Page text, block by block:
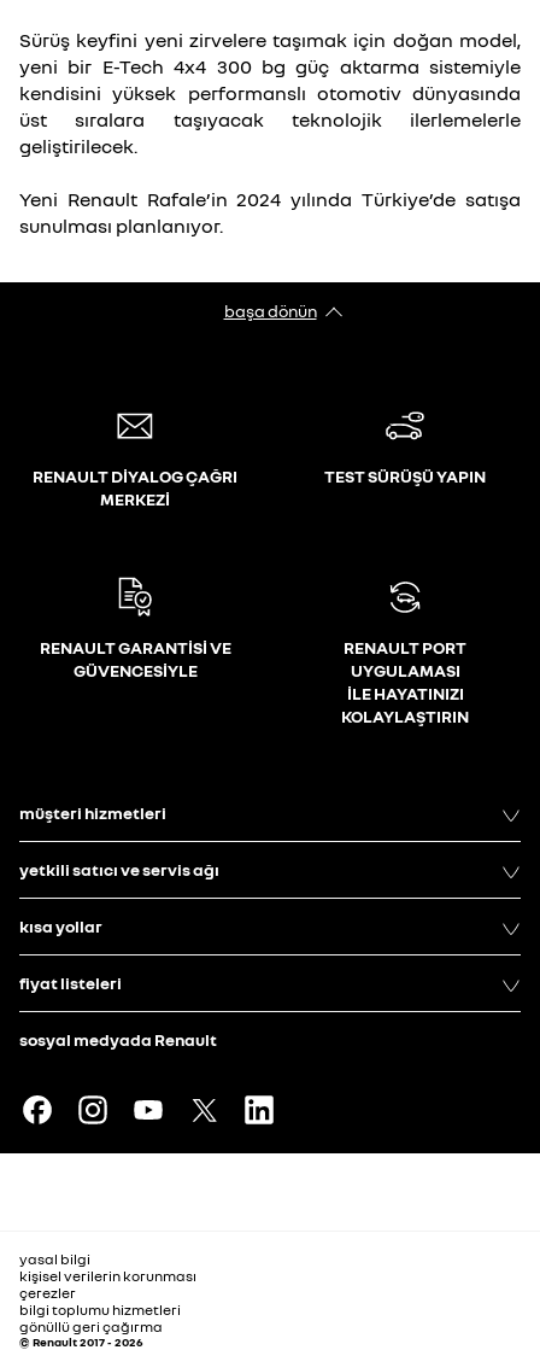
Sürüş keyfini yeni zirvelere taşımak için doğan model,
yeni bir E-Tech 4x4 300 bg güç aktarma sistemiyle
kendisini yüksek performanslı otomotiv dünyasında
üst sıralara taşıyacak teknolojik ilerlemelerle
geliştirilecek.
Yeni Renault Rafale’in 2024 yılında Türkiye’de satışa
sunulması planlanıyor.
başa dönün
RENAULT DİYALOG ÇAĞRI
MERKEZİ
TEST SÜRÜŞÜ YAPIN
RENAULT GARANTİSİ VE
GÜVENCESİYLE
RENAULT PORT
UYGULAMASI
İLE HAYATINIZI
KOLAYLAŞTIRIN
müşteri hizmetleri
yetkili satıcı ve servis ağı
kısa yollar
fiyat listeleri
sosyal medyada Renault
yasal bilgi
kişisel verilerin korunması
çerezler
bilgi toplumu hizmetleri
gönüllü geri çağırma
© Renault 2017 - 2026